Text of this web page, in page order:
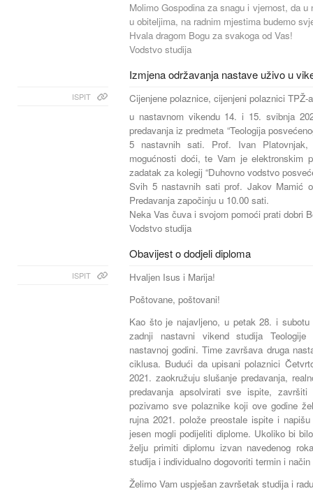
Molimo Gospodina za snagu i vjernost, da
u obiteljima, na radnim mjestima budemo
Hvala dragom Bogu za svakoga od Vas!
Vodstvo studija
Izmjena održavanja nastave uživo u
ISPIT
Cijenjene polaznice, cijenjeni polaznici TPŽ-
u nastavnom vikendu 14. i 15. svibnja
predavanja iz predmeta “Teologija
5 nastavnih sati. Prof. Ivan
mogućnosti doći, te Vam je elektronskim
zadatak za kolegij “Duhovno vodstvo
Svih 5 nastavnih sati prof. Jakov Mamić
Predavanja započinju u 10.00 sati.
Neka Vas čuva i svojom pomoći prati dobri
Vodstvo studija
Obavijest o dodjeli diploma
ISPIT
Hvaljen Isus i Marija!
Poštovane, poštovani!
Kao što je najavljeno, u petak 28. i
zadnji nastavni vikend studija
nastavnoj godini. Time završava druga
ciklusa. Budući da upisani polaznici
2021. zaokružuju slušanje predavanja,
predavanja apsolvirati sve ispite,
pozivamo sve polaznike koji ove godine
rujna 2021. polože preostale ispite i
jesen mogli podijeliti diplome. Ukoliko bi
želju primiti diplomu izvan navedenog
studija i individualno dogovoriti termin i
Želimo Vam uspješan završetak studija i